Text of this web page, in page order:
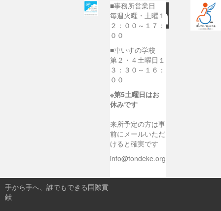
■事務所営業日
毎週火曜・土曜１
２：００～１７：
００
■車いすの学校
第２・４土曜日１
３：３０～１６：
００
※第5土曜日はお
休みです
来所予定の方は事
前にメールいただ
けると確実です
info@tondeke.org
手から手へ、誰でもできる国際貢
献